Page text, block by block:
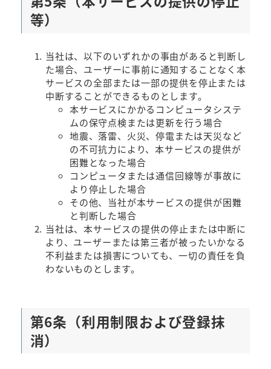
等）
当社は、以下のいずれかの事由があると判断し
た場合、ユーザーに事前に通知することなく本
サービスの全部または一部の提供を停止または
中断することができるものとします。
本サービスにかかるコンピュータシステ
ムの保守点検または更新を行う場合
地震、落雷、火災、停電または天災など
の不可抗力により、本サービスの提供が
困難となった場合
コンピュータまたは通信回線等が事故に
より停止した場合
その他、当社が本サービスの提供が困難
と判断した場合
当社は、本サービスの提供の停止または中断に
より、ユーザーまたは第三者が被ったいかなる
不利益または損害についても、一切の責任を負
わないものとします。
第6条（利用制限および登録抹
消）